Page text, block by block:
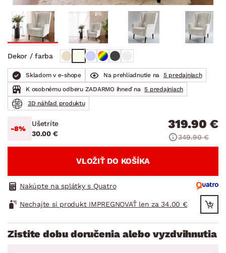
Dekor / farba
Skladom v e-shope Na prehliadnutie na
5 predajniach
K osobnému odberu ZADARMO ihneď na 5 predajniach
3D náhľad produktu
-8%
Ušetríte
30.00 €
319.90 €
349.90 €
VLOŽIŤ DO KOŠÍKA
Nakúpte na splátky s Quatro
Nechajte si produkt IMPREGNOVAŤ len za 34.00 €
Zistite dobu doručenia alebo vyzdvihnutia